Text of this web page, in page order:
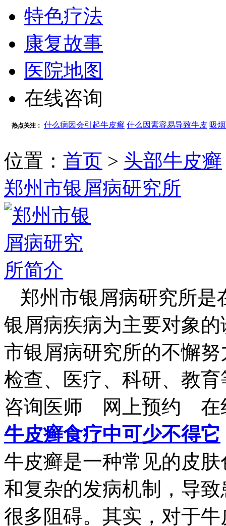
特色疗法
康复故事
医院地图
在线咨询
热点关注： 什么病因会引起牛皮癣 什么因素容易导致牛皮 吸
位置： 首页 > 头部牛皮癣
郑州市银屑病研究所
郑州市银屑病研究所是
银屑病疾病为主要对象
市银屑病研究所的不懈
检查、医疗、科研、教育
咨询医师
网上预约
在
牛皮癣食疗中可少不得它
牛皮癣是一种常见的皮
和复杂的发病机制，导
很多阻碍。其实，对于